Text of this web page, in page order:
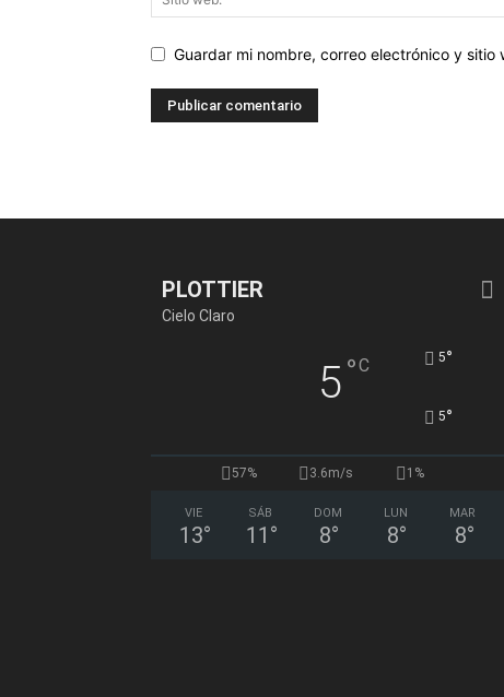
Guardar mi nombre, correo electrónico y
PLOTTIER
Cielo Claro
5°C 5°
5°
57% 3.6m/s 1%
VIE
13°
SÁB
11 °
DOM
8°
LUN
8°
MAR
8°